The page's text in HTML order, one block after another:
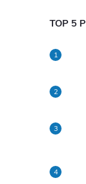
í
p
a
n
e
l
TOP 5